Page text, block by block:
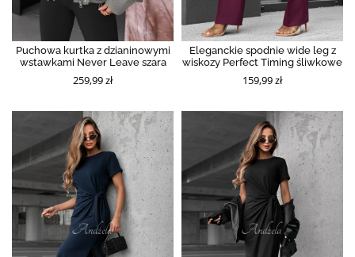
Puchowa kurtka z dzianinowymi
wstawkami Never Leave szara
259,99 zł
Eleganckie spodnie wide leg z
wiskozy Perfect Timing śliwkowe
159,99 zł